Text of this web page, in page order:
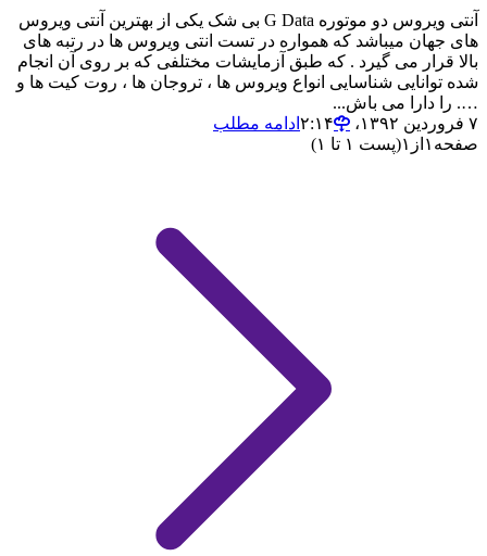
آنتی ویروس دو موتوره G Data بی شک یکی از بهترین آنتی ویروس
های جهان میباشد که همواره در تست انتی ویروس ها در رتبه های
بالا قرار می گیرد . که طبق آزمایشات مختلفی که بر روی آن انجام
شده توانایی شناسایی انواع ویروس ها ، تروجان ها ، روت کیت ها و
…. را دارا می باش...
۷ فروردین ۱۳۹۲،‏ ۲:۱۴
ادامه مطلب
صفحه ۱ از ۱(پست ۱ تا ۱)